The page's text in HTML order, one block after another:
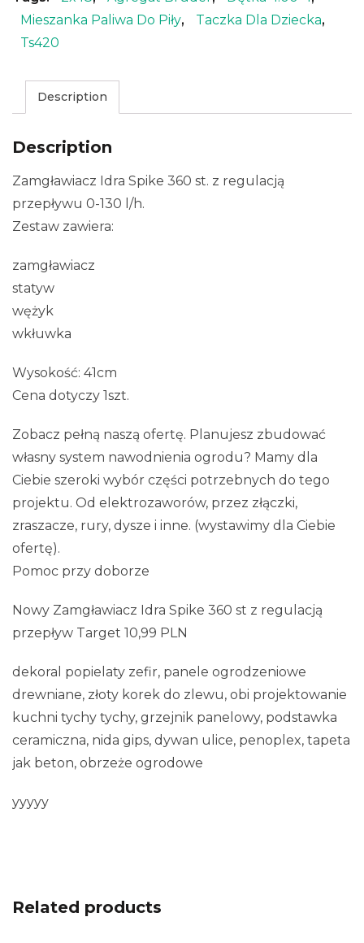
Mieszanka Paliwa Do Piły, Taczka Dla Dziecka,
Ts420
Description
Description
Zamgławiacz Idra Spike 360 st. z regulacją
przepływu 0-130 l/h.
Zestaw zawiera:
zamgławiacz
statyw
wężyk
wkłuwka
Wysokość: 41cm
Cena dotyczy 1szt.
Zobacz pełną naszą ofertę. Planujesz zbudować
własny system nawodnienia ogrodu? Mamy dla
Ciebie szeroki wybór części potrzebnych do tego
projektu. Od elektrozaworów, przez złączki,
zraszacze, rury, dysze i inne. (wystawimy dla Ciebie
ofertę).
Pomoc przy doborze
Nowy Zamgławiacz Idra Spike 360 st z regulacją
przepływ Target 10,99 PLN
dekoral popielaty zefir, panele ogrodzeniowe
drewniane, złoty korek do zlewu, obi projektowanie
kuchni tychy tychy, grzejnik panelowy, podstawka
ceramiczna, nida gips, dywan ulice, penoplex, tapeta
jak beton, obrzeże ogrodowe
yyyyy
Related products